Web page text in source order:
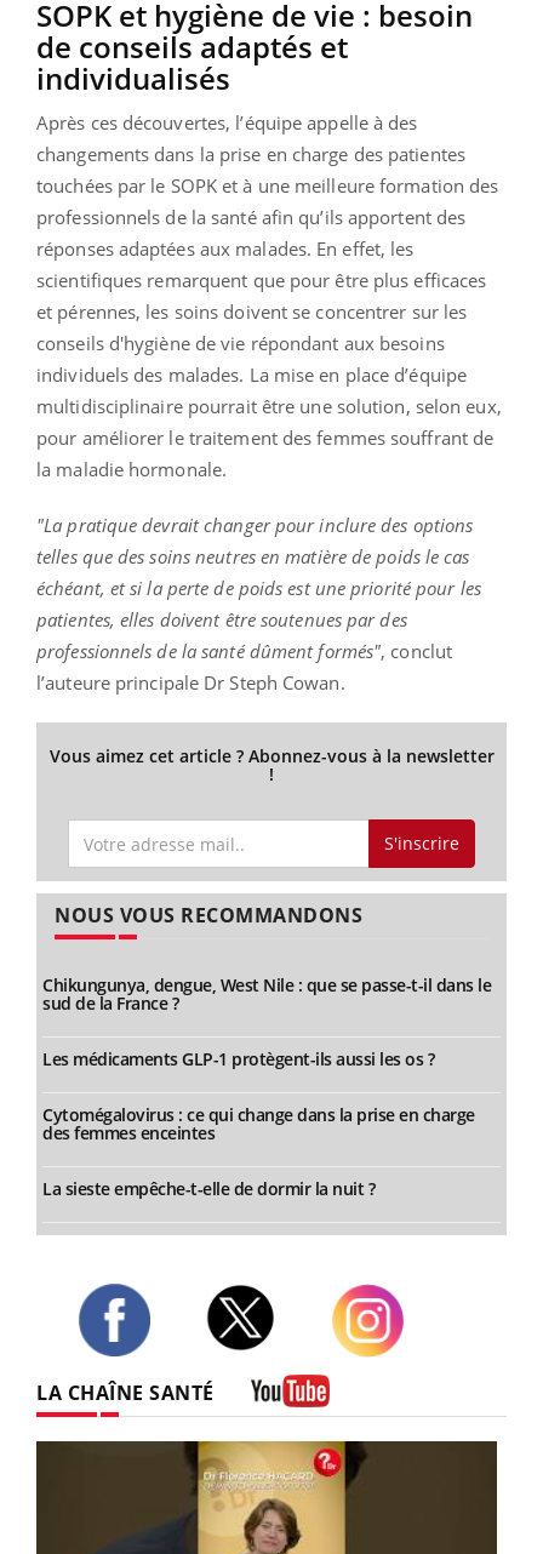
SOPK et hygiène de vie : besoin
de conseils adaptés et
individualisés
Après ces découvertes, l’équipe appelle à des
changements dans la prise en charge des patientes
touchées par le SOPK et à une meilleure formation des
professionnels de la santé afin qu’ils apportent des
réponses adaptées aux malades. En effet, les
scientifiques remarquent que pour être plus efficaces
et pérennes, les soins doivent se concentrer sur les
conseils d'hygiène de vie répondant aux besoins
individuels des malades. La mise en place d’équipe
multidisciplinaire pourrait être une solution, selon eux,
pour améliorer le traitement des femmes souffrant de
la maladie hormonale.
"La pratique devrait changer pour inclure des options
telles que des soins neutres en matière de poids le cas
échéant, et si la perte de poids est une priorité pour les
patientes, elles doivent être soutenues par des
professionnels de la santé dûment formés", conclut
l’auteure principale Dr Steph Cowan.
Vous aimez cet article ? Abonnez-vous à la newsletter
!
S'inscrire
NOUS VOUS RECOMMANDONS
Chikungunya, dengue, West Nile : que se passe-t-il dans le
sud de la France ?
Les médicaments GLP-1 protègent-ils aussi les os ?
Cytomégalovirus : ce qui change dans la prise en charge
des femmes enceintes
La sieste empêche-t-elle de dormir la nuit ?
LA CHAÎNE SANTÉ